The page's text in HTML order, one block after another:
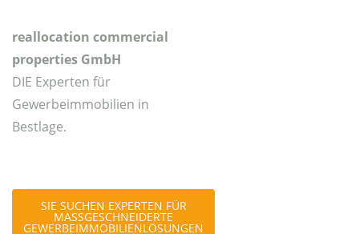
reallocation commercial
properties GmbH
DIE Experten für
Gewerbeimmobilien in
Bestlage.
SIE SUCHEN EXPERTEN FÜR
MASSGESCHNEIDERTE G
EWERBEIMMOBILIENLÖSUNGEN -